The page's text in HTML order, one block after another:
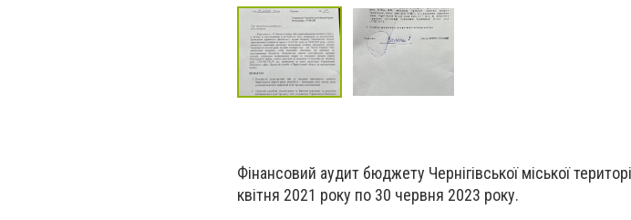
Фінансовий аудит бюджету Чернігівської міської
квітня 2021 року по 30 червня 2023 року.